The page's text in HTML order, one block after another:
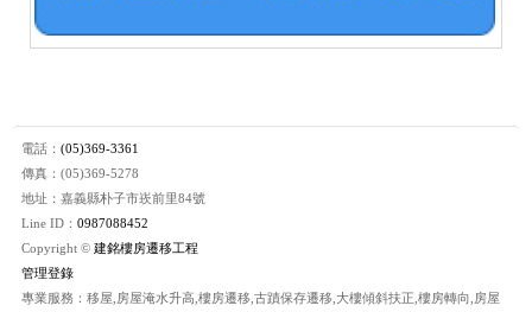
電話： (05)369-3361
傳真：(05)369-5278
地址：嘉義縣朴子市崁前里84號
Line ID： 0987088452
Copyright © 建銘樓房遷移工程
管理登錄
專業服務：移屋,房屋淹水升高,樓房遷移,古蹟保存遷移,大樓傾斜扶正,樓房轉向,房屋